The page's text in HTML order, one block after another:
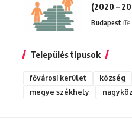
(2020 –
Budapest
Település típusok
fővárosi kerület község
megye székhely